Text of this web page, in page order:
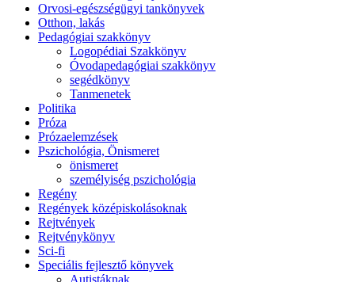
Orvosi-egészségügyi tankönyvek
Otthon, lakás
Pedagógiai szakkönyv
Logopédiai Szakkönyv
Óvodapedagógiai szakkönyv
segédkönyv
Tanmenetek
Politika
Próza
Prózaelemzések
Pszichológia, Önismeret
önismeret
személyiség pszichológia
Regény
Regények középiskolásoknak
Rejtvények
Rejtvénykönyv
Sci-fi
Speciális fejlesztő könyvek
Autistáknak